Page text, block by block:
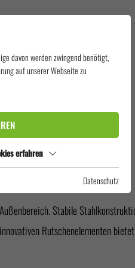
innovativen Rutschenelementen
davon werden zwingend benötigt,
auf unserer Webseite zu
erfahren
Datenschutz